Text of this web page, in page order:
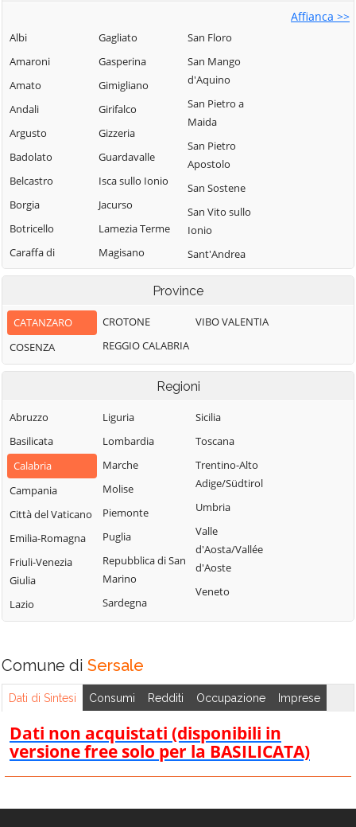
Affianca >>
Albi
Amaroni
Amato
Andali
Argusto
Badolato
Belcastro
Borgia
Botricello
Caraffa di
Catanzaro
Carlopoli
Catanzaro
Cenadi
Cerva
Chiaravalle
Centrale
Cicala
Curinga
Davoli
Decollatura
Feroleto Antico
Fossato Serralta
Gagliato
Gasperina
Gimigliano
Girifalco
Gizzeria
Guardavalle
Isca sullo Ionio
Jacurso
Lamezia Terme
Magisano
Maida
Marcellinara
Martirano
Martirano
Miglierina
Montauro
Montepaone
Motta Santa
Palermiti
Pentone
Petrizzi
Pianopoli
Platania
San Floro
San Mango
d'Aquino
San Pietro a
Maida
San Pietro
Apostolo
San Sostene
San Vito sullo
Ionio
Sant'Andrea
Apostolo dello
Ionio
Sellia
Settingiano
Simeri Crichi
Sorbo San Basile
Soverato
Soveria Mannelli
Soveria Simeri
Squillace
Tiriolo
Vallefiorita
Zagarise
Province
CATANZARO
COSENZA
CROTONE
REGGIO CALABRIA
VIBO VALENTIA
Regioni
Abruzzo
Basilicata
Calabria
Campania
Città del Vaticano
Emilia-Romagna
Friuli-Venezia
Giulia
Lazio
Liguria
Lombardia
Marche
Molise
Piemonte
Puglia
Repubblica di San
Marino
Sardegna
Sicilia
Toscana
Trentino-Alto
Adige/Südtirol
Umbria
Valle
d'Aosta/Vallée
d'Aoste
Veneto
Comune di Sersale
Dati di Sintesi Consumi Redditi Occupazione Imprese
Dati non acquistati (disponibili in
versione free solo per la BASILICATA)